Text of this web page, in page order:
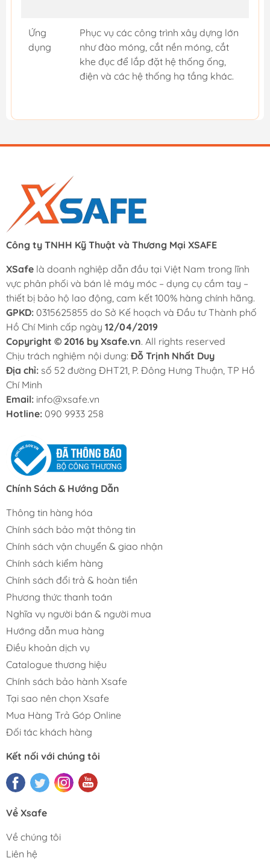
Ứng
dụng
Phục vụ các công trình xây dựng lớn
như đào móng, cắt nền móng, cắt
khe đục để lắp đặt hệ thống ống,
điện và các hệ thống hạ tầng khác.
Công ty TNHH Kỹ Thuật và Thương Mại XSAFE
XSafe là doanh nghiệp dẫn đầu tại Việt Nam trong lĩnh
vực phân phối và bán lẻ máy móc – dụng cụ cầm tay –
thiết bị bảo hộ lao động, cam kết 100% hàng chính hãng.
GPKD: 0315625855 do Sở Kế hoạch và Đầu tư Thành phố
Hồ Chí Minh cấp ngày 12/04/2019
Copyright © 2016 by Xsafe.vn. All rights reserved
Chịu trách nghiệm nội dung: Đỗ Trịnh Nhất Duy
Địa chỉ: số 52 đường ĐHT21, P. Đông Hưng Thuận, TP Hồ
Chí Minh
Email: info@xsafe.vn
Hotline: 090 9933 258
Chính Sách & Hướng Dẫn
Thông tin hàng hóa
Chính sách bảo mật thông tin
Chính sách vận chuyển & giao nhận
Chính sách kiểm hàng
Chính sách đổi trả & hoàn tiền
Phương thức thanh toán
Nghĩa vụ người bán & người mua
Hướng dẫn mua hàng
Điều khoản dịch vụ
Catalogue thương hiệu
Chính sách bảo hành Xsafe
Tại sao nên chọn Xsafe
Mua Hàng Trả Góp Online
Đối tác khách hàng
Kết nối với chúng tôi
Về Xsafe
Về chúng tôi
Liên hệ